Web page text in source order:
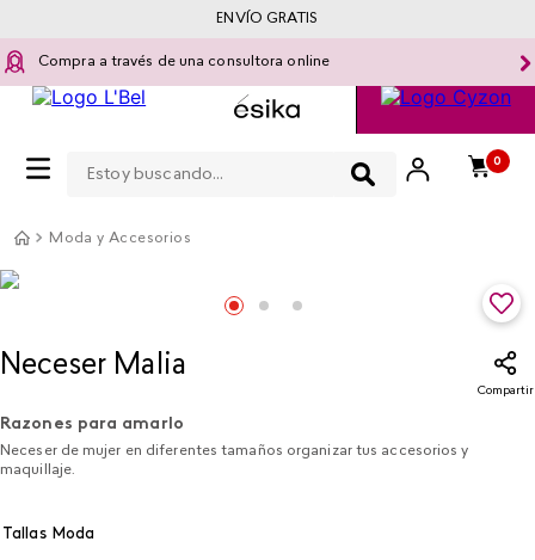
Compra a través de una consultora online
0
ENVÍO GRATIS
Moda y Accesorios
Neceser Malia
Compartir
Razones para amarlo
Neceser de mujer en diferentes tamaños organizar tus accesorios y
maquillaje.
Tallas Moda